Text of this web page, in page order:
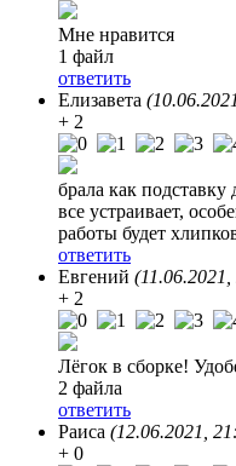
Мне нравится
1 файл
ответить
Елизавета
+ 2
брала как
все устраивает,
работы будет
ответить
Евгений
+ 2
Лёгок в сборке!
2 файла
ответить
Раиса (12.06.2021,
+ 0